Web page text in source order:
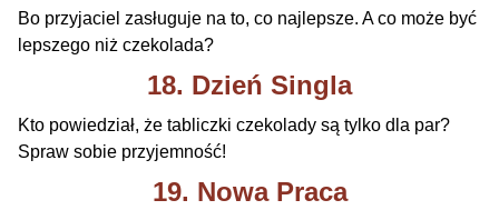
Bo przyjaciel zasługuje na to, co najlepsze. A co może być
lepszego niż czekolada?
18. Dzień Singla
Kto powiedział, że tabliczki czekolady są tylko dla par?
Spraw sobie przyjemność!
19. Nowa Praca